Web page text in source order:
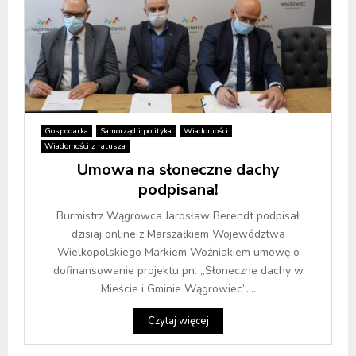
Gospodarka Samorząd i polityka
Wiadomości
Wiadomości z ratusza
Umowa na słoneczne dachy
podpisana!
Burmistrz Wągrowca Jarosław Berendt podpisał
dzisiaj online z Marszałkiem Województwa
Wielkopolskiego Markiem Woźniakiem umowę o
dofinansowanie projektu pn. „Słoneczne dachy w
Mieście i Gminie Wągrowiec”....
Czytaj więcej